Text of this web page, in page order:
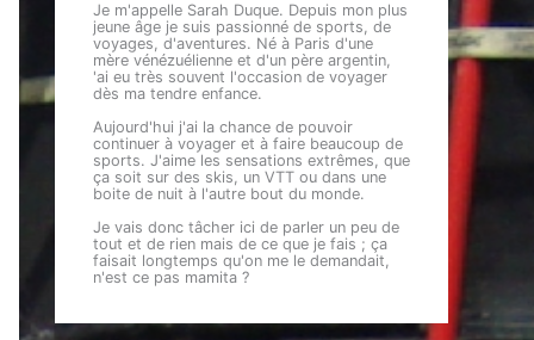
Je m'appelle Sarah Duque. Depuis mon plus
jeune âge je suis passionné de sports, de
voyages, d'aventures. Né à Paris d'une
mère vénézuélienne et d'un père argentin,
'ai eu très souvent l'occasion de voyager
dès ma tendre enfance.
Aujourd'hui j'ai la chance de pouvoir
continuer à voyager et à faire beaucoup de
sports. J'aime les sensations extrêmes, que
ça soit sur des skis, un VTT ou dans une
boite de nuit à l'autre bout du monde.
Je vais donc tâcher ici de parler un peu de
tout et de rien mais de ce que je fais ; ça
faisait longtemps qu'on me le demandait,
n'est ce pas mamita ?